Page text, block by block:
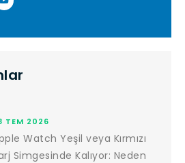
TEM 2026
Watch Yeşil veya Kırmızı
Simgesinde Kalıyor: Neden